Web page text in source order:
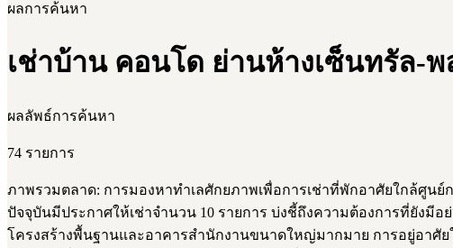
ผลการค้นหา
เช่าบ้าน คอนโด ย่านห้างเซ็นทรัล-
ผลลัพธ์การค้นหา
74 รายการ
ภาพรวมตลาด: การมองหาทำเลศักยภาพเพื่อการเช่าที่พักอาศัยใกล้ศูน
ปัจจุบันมีประกาศให้เช่าจำนวน 10 รายการ บ่งชี้ถึงความต้องการที่ยังมี
โครงสร้างพื้นฐานและอาคารสำนักงานขนาดใหญ่มากมาย การอยู่อาศัย